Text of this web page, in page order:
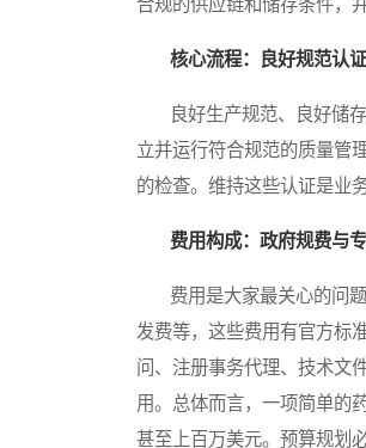
合规的供应链和储存条件，
核心流程：良好规范认证
良好生产规范、良好储存
立并运行符合规范的质量管
的检查。维持这些认证是业
费用构成：政府规费与
费用是大家最关心的问题
发费等，这些费用有官方标
问、注册事务代理、技术文
用。总体而言，一项简单的
甚至上百万美元。预算规划